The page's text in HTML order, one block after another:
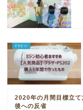
2020年の月間目標立て
後への反省